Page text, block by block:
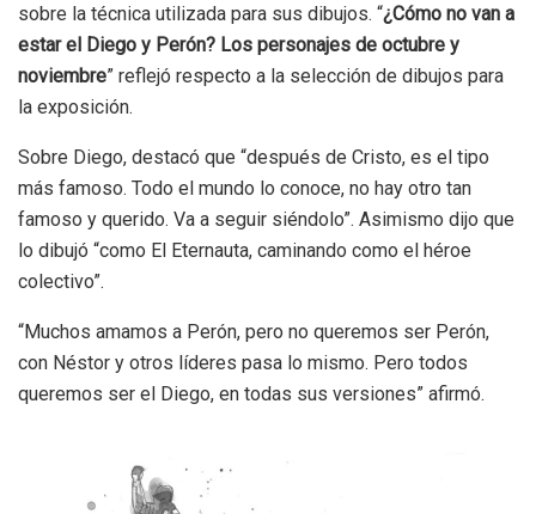
sobre la técnica utilizada para sus dibujos. “¿Cómo no van a
estar el Diego y Perón? Los personajes de octubre y
noviembre” reflejó respecto a la selección de dibujos para
la exposición.
Sobre Diego, destacó que “después de Cristo, es el tipo
más famoso. Todo el mundo lo conoce, no hay otro tan
famoso y querido. Va a seguir siéndolo”. Asimismo dijo que
lo dibujó “como El Eternauta, caminando como el héroe
colectivo”.
“Muchos amamos a Perón, pero no queremos ser Perón,
con Néstor y otros líderes pasa lo mismo. Pero todos
queremos ser el Diego, en todas sus versiones” afirmó.